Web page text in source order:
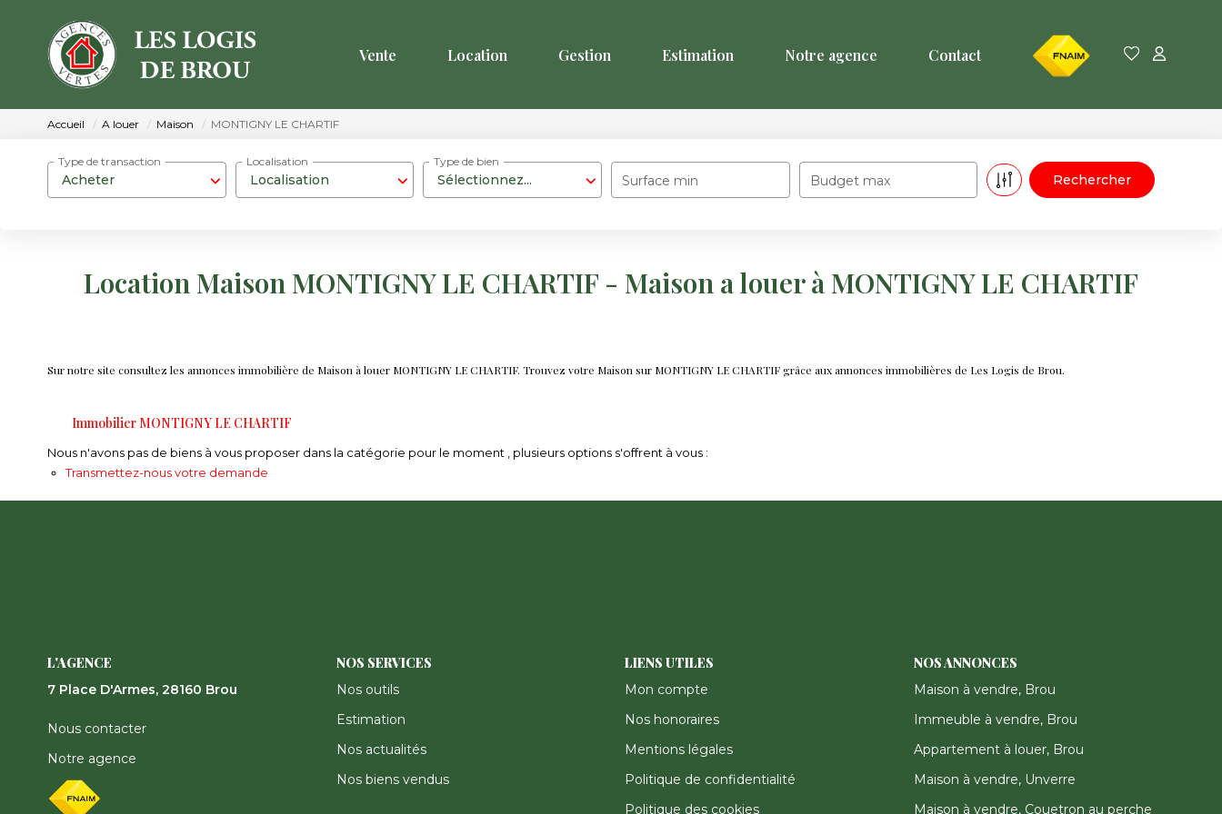
Vente Location Gestion Estimation Notre agence Contact
Accueil A louer Maison MONTIGNY LE CHARTIF
Acheter
Type de transaction
Localisation
Localisation
Sélectionnez...
Type de bien
Surface min Budget max
Location Maison MONTIGNY LE CHARTIF - Maison a louer à MONTIGNY LE CHARTIF
Sur notre site consultez les annonces immobilière de Maison à louer MONTIGNY LE CHARTIF. Trouvez votre Maison sur MONTIGNY LE CHARTIF grâce aux annonces immobilières de Les Logis de Brou.
Immobilier MONTIGNY LE CHARTIF
Nous n'avons pas de biens à vous proposer dans la catégorie pour le moment , plusieurs options s'offrent à vous :
Transmettez-nous votre demande
L'AGENCE
7 Place D'Armes, 28160 Brou
Nous contacter
Notre agence
NOS SERVICES
Nos outils
Estimation
Nos actualités
Nos biens vendus
LIENS UTILES
Mon compte
Nos honoraires
Mentions légales
Politique de confidentialité
Politique des cookies
NOS ANNONCES
Maison à vendre, Brou
Immeuble à vendre, Brou
Appartement à louer, Brou
Maison à vendre, Unverre
Maison à vendre, Couetron au perche